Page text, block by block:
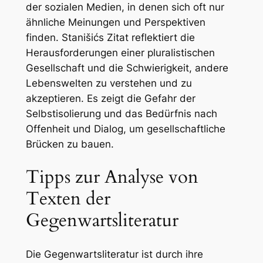
der sozialen Medien, in denen sich oft nur
ähnliche Meinungen und Perspektiven
finden. Stanišićs Zitat reflektiert die
Herausforderungen einer pluralistischen
Gesellschaft und die Schwierigkeit, andere
Lebenswelten zu verstehen und zu
akzeptieren. Es zeigt die Gefahr der
Selbstisolierung und das Bedürfnis nach
Offenheit und Dialog, um gesellschaftliche
Brücken zu bauen.
Tipps zur Analyse von
Texten der
Gegenwartsliteratur
Die Gegenwartsliteratur ist durch ihre